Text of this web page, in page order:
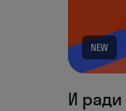
NEW
И ради